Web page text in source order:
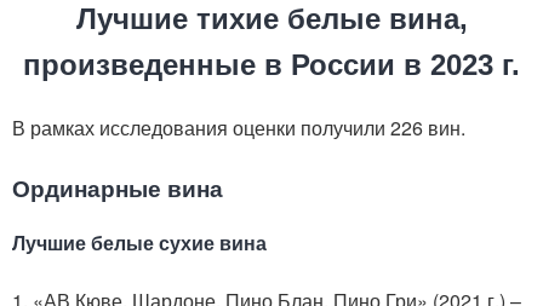
Лучшие тихие белые вина,
произведенные в России в 2023 г.
В рамках исследования оценки получили 226 вин.
Ординарные вина
Лучшие белые сухие вина
1. «АВ Кюве. Шардоне, Пино Блан, Пино Гри» (2021 г.) –